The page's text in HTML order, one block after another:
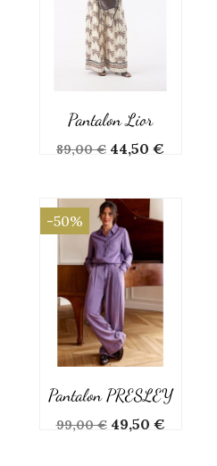
Pantalon Lior
Prix
89,00 € Prix
44,50 €
Pantalon PRESLEY
Prix
99,00 € Prix
49,50 €
-50%